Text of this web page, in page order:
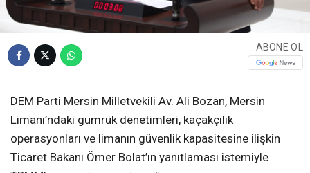
ABONE OL
DEM Parti Mersin Milletvekili Av. Ali Bozan, Mersin
Limanı’ndaki gümrük denetimleri, kaçakçılık
operasyonları ve limanın güvenlik kapasitesine ilişkin
Ticaret Bakanı Ömer Bolat’ın yanıtlaması istemiyle